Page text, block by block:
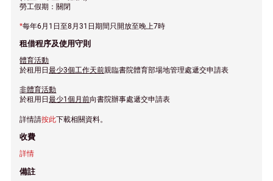
勞工假期：關閉
*每年6月1日至8月31日期間只開放至晚上7時
租借程序及使用守則
體育活動
於租用日最少3個工作天前親臨書院體育部場地管理處遞交申請表
非體育活動
於租用日最少1個月前向書院辦事處遞交申請表
詳情請按此下載相關資料。
收費
詳情
備註